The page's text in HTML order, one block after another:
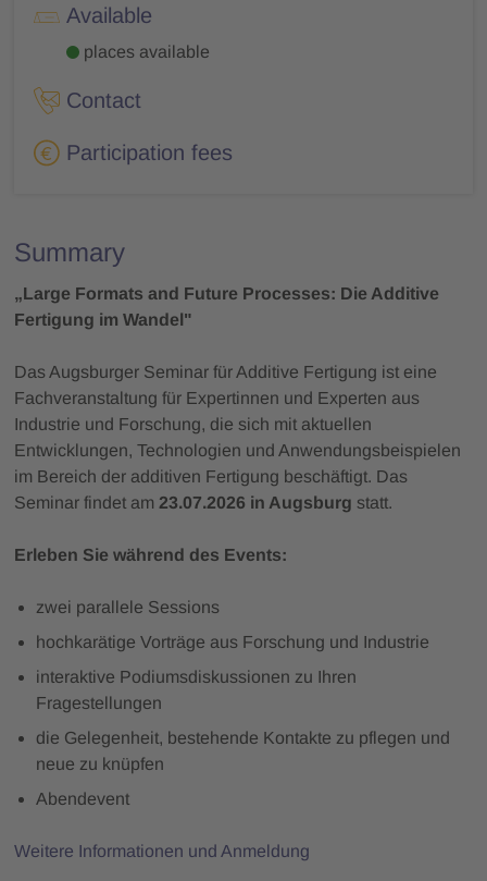
Available
places available
Contact
Participation fees
Summary
„Large Formats and Future Processes: Die Additive
Fertigung im Wandel"
Das Augsburger Seminar für Additive Fertigung ist eine
Fachveranstaltung für Expertinnen und Experten aus
Industrie und Forschung, die sich mit aktuellen
Entwicklungen, Technologien und Anwendungsbeispielen
im Bereich der additiven Fertigung beschäftigt. Das
Seminar findet am23.07.2026 in Augsburg statt.
Erleben Sie während des Events:
zwei parallele Sessions
hochkarätige Vorträge aus Forschung und Industrie
interaktive Podiumsdiskussionen zu Ihren
Fragestellungen
die Gelegenheit, bestehende Kontakte zu pflegen und
neue zu knüpfen
Abendevent
Weitere Informationen und Anmeldung